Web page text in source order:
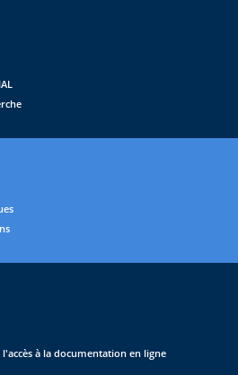
à la documentation en ligne